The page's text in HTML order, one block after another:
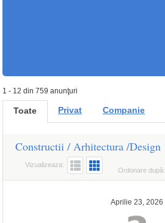
1 - 12 din 759 anunţuri
Toate Privat Companie
Constructii / Arhitectura /Design
Ordonare după:
Vizualizeaza:
Aprilie 23, 2026